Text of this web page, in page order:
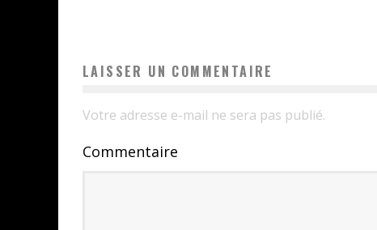
LAISSER UN COMMENTAIRE
Votre adresse e-mail ne sera pas publié.
Commentaire